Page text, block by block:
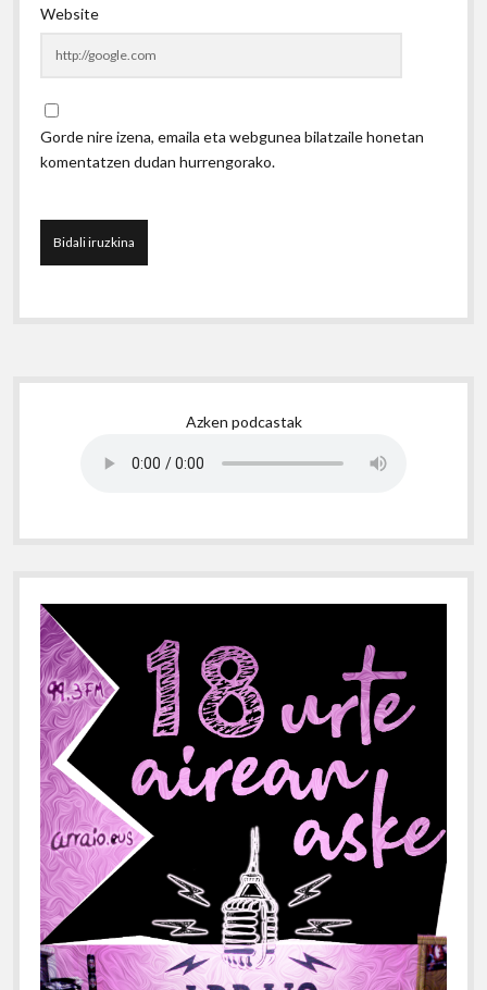
Website
Gorde nire izena, emaila eta webgunea bilatzaile honetan
komentatzen dudan hurrengorako.
Sidebar
Azken podcastak